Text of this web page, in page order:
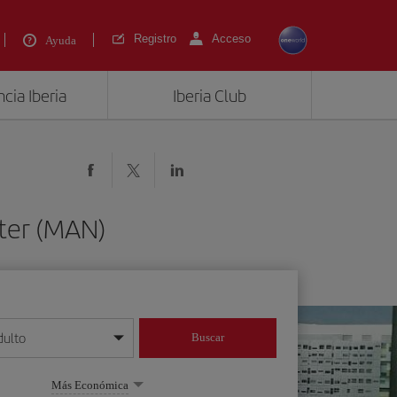
Ayuda Registro Acceso
Iberia Iberia Club
(MAN)
mes/año
Buscar
Más Económica